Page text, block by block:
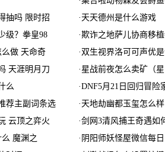
抽吗 限时招 · 天天德州是什么游戏
级？拳皇98 ·欺诈之地萨儿协商移
做 天命奇 · 双生视界洛可可声优
天涯明月刀 · 星战前夜怎么卖矿（
么 ·DNF5月21日回归冒险
荐主副词条选 · 天地劫幽都玉玺怎么
云顶之弈火 ·剑网3清风捕王奇遇如
魔渊之 · 阴阳师妖怪屋微信每